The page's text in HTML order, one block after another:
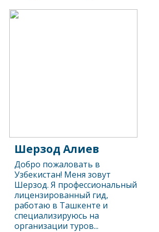
Шерзод Алиев
Добро пожаловать в
Узбекистан! Меня зовут
Шерзод. Я профессиональный
лицензированный гид,
работаю в Ташкенте и
специализируюсь на
организации туров...